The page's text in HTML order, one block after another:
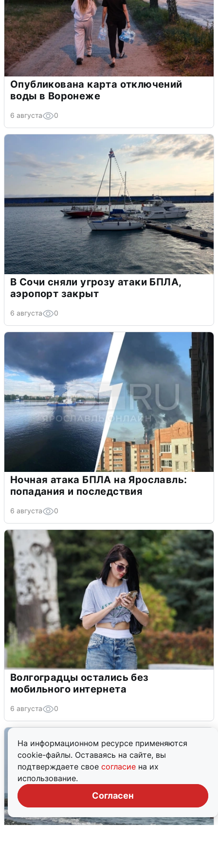
На информационном ресурсе применяются
cookie-файлы. Оставаясь на сайте, вы
подтверждаете свое согласие на их
использование.
Согласен
Опубликована карта отключений
воды в Воронеже
6 августа 0
В Сочи сняли угрозу атаки БПЛА,
аэропорт закрыт
6 августа 0
Ночная атака БПЛА на Ярославль:
попадания и последствия
6 августа 0
Волгоградцы остались без
мобильного интернета
6 августа 0